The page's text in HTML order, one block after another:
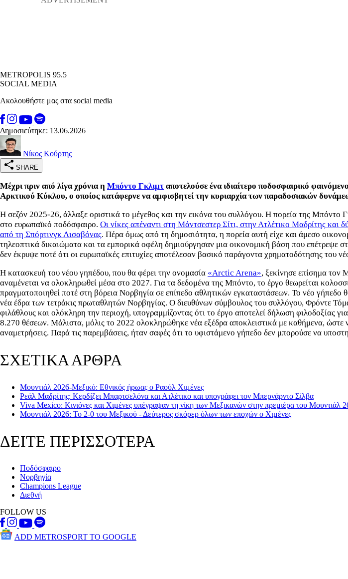
METROPOLIS 95.5
SOCIAL MEDIA
Ακολουθήστε μας στα social media
Δημοσιεύτηκε: 13.06.2026
Νίκος Κούρτης
SHARE
Μέχρι πριν από λίγα χρόνια η Μπόντο Γκλιμτ αποτελούσε ένα ιδιαίτερο ποδοσφαιρικό
Αρκτικού Κύκλου, ο οποίος κατάφερνε να αμφισβητεί την κυριαρχία των παραδοσιακών
Η σεζόν 2025-26, άλλαξε οριστικά το μέγεθος και την εικόνα του συλλόγου. Η πορεία της Μπόντο
στο ευρωπαϊκό ποδόσφαιρο. Οι νίκες απέναντι στη Μάντσεστερ Σίτι, στην Ατλέτικο Μαδρίτης
από τη Σπόρτινγκ Λισαβόνας. Πέρα όμως από τη δημοσιότητα, η πορεία αυτή είχε και άμεσο
τηλεοπτικά δικαιώματα και τα εμπορικά οφέλη δημιούργησαν μια οικονομική βάση που επέτρεψε
δεν έκρυψε ποτέ ότι οι ευρωπαϊκές επιτυχίες αποτέλεσαν βασικό παράγοντα χρηματοδότησης του
Η κατασκευή του νέου γηπέδου, που θα φέρει την ονομασία «Arctic Arena», ξεκίνησε επίσημα τον
αναμένεται να ολοκληρωθεί μέσα στο 2027. Για τα δεδομένα της Μπόντο, το έργο θεωρείται
πραγματοποιηθεί ποτέ στη βόρεια Νορβηγία σε επίπεδο αθλητικών εγκαταστάσεων. Το νέο γήπεδο
νέα έδρα των τετράκις πρωταθλητών Νορβηγίας. Ο διευθύνων σύμβουλος του συλλόγου, Φρόντε
φιλάθλους και ολόκληρη την περιοχή, υπογραμμίζοντας ότι το έργο αποτελεί δήλωση φιλοδοξίας
8.270 θέσεων. Μάλιστα, μόλις το 2022 ολοκληρώθηκε νέα εξέδρα αποκλειστικά με καθήμενα, ώστε
αναμετρήσεις. Παρά τις παρεμβάσεις, ήταν σαφές ότι το υφιστάμενο γήπεδο δεν μπορούσε να
ΣΧΕΤΙΚΑ ΑΡΘΡΑ
Μουντιάλ 2026-Μεξικό: Εθνικός ήρωας ο Ραούλ Χιμένες
Ρεάλ Μαδρίτης: Κερδίζει Μπαρτσελόνα και Ατλέτικο και υπογράφει τον Μπερνάρντο Σίλβα
Viva Mexico: Κινιόνες και Χιμένες υπέγραψαν τη νίκη των Μεξικανών στην πρεμιέρα του Μουντιάλ
Μουντιάλ 2026: Το 2-0 του Μεξικού - Δεύτερος σκόρερ όλων των εποχών ο Χιμένες
ΔΕΙΤΕ ΠΕΡΙΣΣΟΤΕΡΑ
Ποδόσφαιρο
Νορβηγία
Champions League
Διεθνή
FOLLOW US
ADD METROSPORT TO GOOGLE